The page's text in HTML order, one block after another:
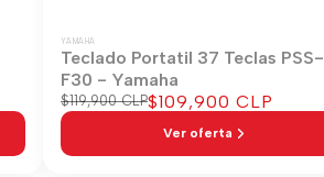
YAMAHA
Teclado Portatil 37 Teclas PSS-
F30 - Yamaha
Precio
regular
$119,900 CLPPrecio
venta
$109,900 CLP
Ver oferta